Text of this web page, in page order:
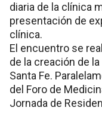
diaria de la clínica
presentación de
clínica.
El encuentro se
de la creación de
Santa Fe.
del Foro de
Jornada de